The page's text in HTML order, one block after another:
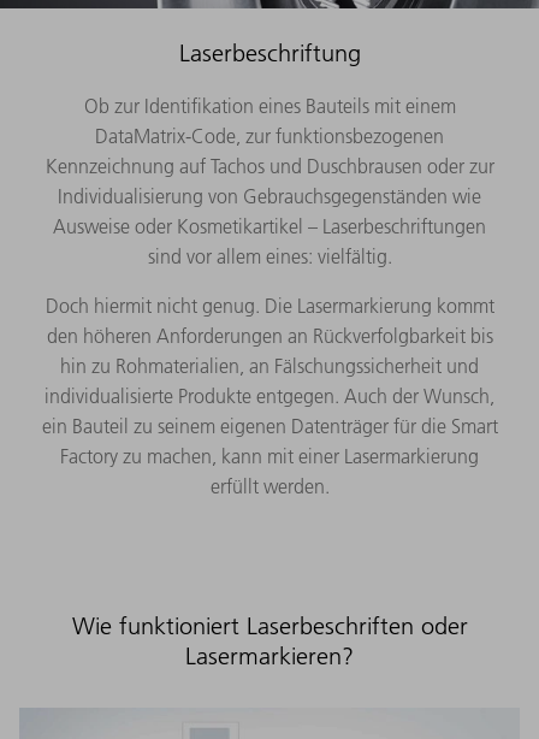
Laserbeschriftung
Ob zur Identifikation eines Bauteils mit einem
DataMatrix-Code, zur funktionsbezogenen
Kennzeichnung auf Tachos und Duschbrausen oder zur
Individualisierung von Gebrauchsgegenständen wie
Ausweise oder Kosmetikartikel – Laserbeschriftungen
sind vor allem eines: vielfältig.
Doch hiermit nicht genug. Die Lasermarkierung kommt
den höheren Anforderungen an Rückverfolgbarkeit bis
hin zu Rohmaterialien, an Fälschungssicherheit und
individualisierte Produkte entgegen. Auch der Wunsch,
ein Bauteil zu seinem eigenen Datenträger für die Smart
Factory zu machen, kann mit einer Lasermarkierung
erfüllt werden.
Wie funktioniert Laserbeschriften oder
Lasermarkieren?